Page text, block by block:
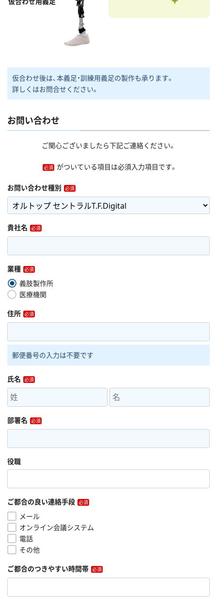
仮合わせ後は、本義足・訓練用義足の製作も承ります。
詳しくはお問合せください。
お問い合わせ
ご関心ございましたら下記ご連絡ください。
がついている項目は必須入力項目です。
お問い合わせ種別
貴社名
業種
義肢製作所
医療機関
住所
郵便番号の入力は不要です
氏名
部署名
役職
ご都合の良い連絡手段
メール
オンライン会議システム
電話
その他
ご都合のつきやすい時間帯